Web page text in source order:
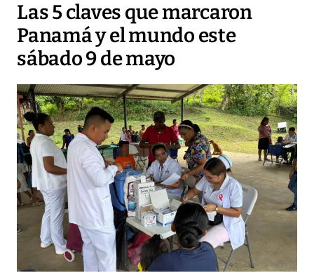
Las 5 claves que marcaron
Panamá y el mundo este
sábado 9 de mayo